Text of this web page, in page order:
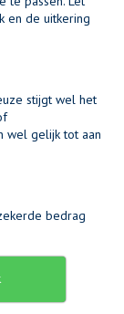
en de uitkering
stijgt wel het
wel gelijk tot aan
bedrag